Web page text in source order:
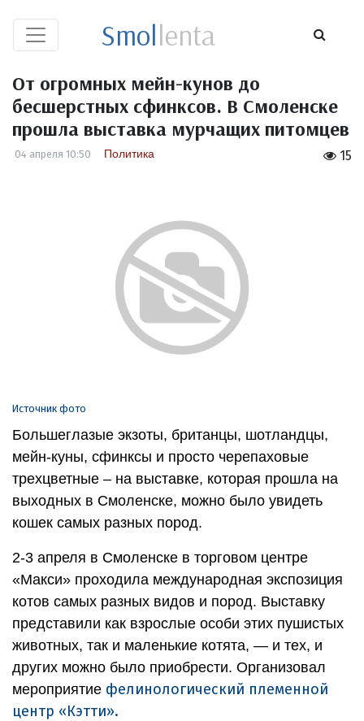
Smollenta
От огромных мейн-кунов до
бесшерстных сфинксов. В Смоленске
прошла выставка мурчащих питомцев
15
04 апреля 10:50 Политика
Источник фото
Большеглазые экзоты, британцы, шотландцы,
мейн-куны, сфинксы и просто черепаховые
трехцветные – на выставке, которая прошла на
выходных в Смоленске, можно было увидеть
кошек самых разных пород.
2-3 апреля в Смоленске в торговом центре
«Макси» проходила международная экспозиция
котов самых разных видов и пород. Выставку
представили как взрослые особи этих пушистых
животных, так и маленькие котята, — и тех, и
других можно было приобрести. Организовал
мероприятие фелинологический племенной
центр «Кэтти».